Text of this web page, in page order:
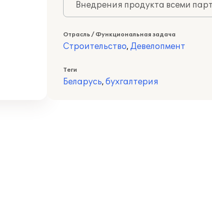
Внедрения продукта всеми
Отрасль / Функциональная задача
Строительство, Девелопмент
Теги
Беларусь, бухгалтерия